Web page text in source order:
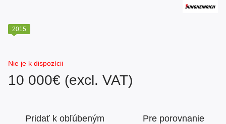
2015
Nie je k dispozícii
10 000€ (excl. VAT)
Pridať k obľúbeným Pre porovnanie